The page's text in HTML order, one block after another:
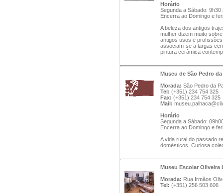
Horário
Segunda a Sábado:
Encerra ao Domingo e
A beleza dos antigos
mulher dizem muito
antigos usos e
associam-se a largas
pintura cerâmica
Museu de São Pedro da
Morada: São Pedro da
Tel: (+351) 234 754 325
Fax: (+351) 234 754 325
Mail:
Horário
Segunda a Sábado:
Encerra ao Domingo e
A vida rural do passado
domésticos. Curiosa
Museu Escolar Oliveira
Morada: Rua Irmãos
Tel: (+351) 256 503 606